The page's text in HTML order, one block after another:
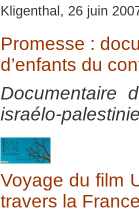
Kligenthal, 26 juin
Promesse :
d’enfants du
Documentaire
israélo-
Voyage du film
travers la